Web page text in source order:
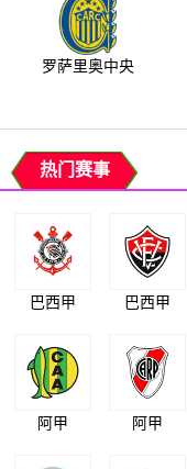
罗萨里奥中央
热门赛事
巴西甲 巴西甲
阿甲 阿甲